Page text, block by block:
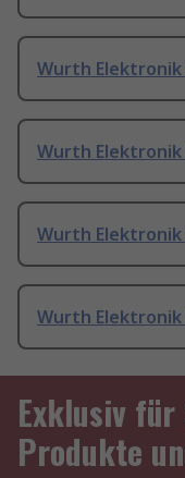
Wurth Elektronik
Wurth Elektronik
Wurth Elektronik
Wurth Elektronik
Exklusiv für
Produkte